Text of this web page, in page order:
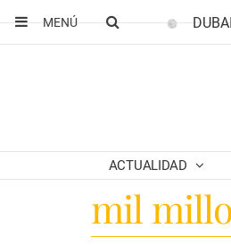
MENÚ
DUBAI
ACTUALIDAD
mil